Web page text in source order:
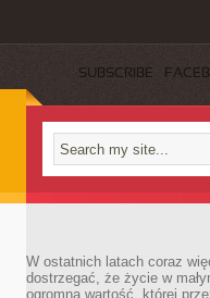
SUBSCRIBE
W ostatnich latach coraz
dostrzegać, że życie w
ogromną wartość, której